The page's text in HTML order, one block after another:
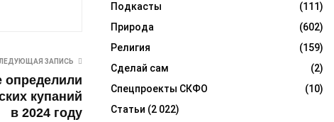
ЗАПИСЬ
определили
купаний
в 2024 году
Подкасты
(111)
Природа
(602)
Религия
(159)
Сделай сам
(2)
Спецпроекты СКФО
(10)
Статьи (2 022)